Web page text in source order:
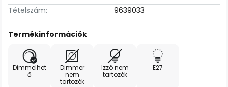
Tételszám:
9639033
Termékinformációk
Dimmelhet
ő
Dimmer
nem
tartozék
Izzó nem
tartozék
E27